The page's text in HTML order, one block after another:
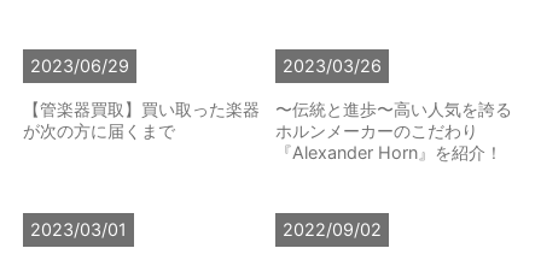
2023/06/29
【管楽器買取】買い取った楽器
が次の方に届くまで
2023/03/26
〜伝統と進歩〜高い人気を誇る
ホルンメーカーのこだわり
『Alexander Horn』を紹介！
2023/03/01 2022/09/02